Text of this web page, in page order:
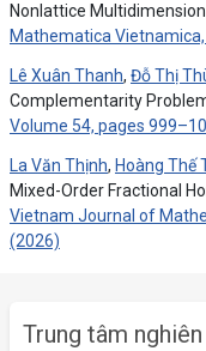
Nonlattice
Mathematica
Lê Xuân Thanh, Đỗ Thị
Complementarity
Volume 54, pages
La Văn Thịnh, Hoàng Thế
Mixed-Order Fractional
Vietnam Journal of
(2026)
Trung tâm